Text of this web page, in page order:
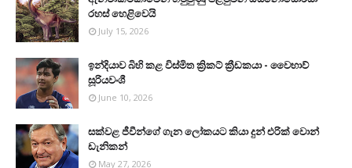
රහස් හෙළිවෙයි
July 15, 2026
ඉන්දියාව බිහි කළ විස්මිත ක්‍රිකට් ක්‍රීඩකයා - වෛභාව්
සූරියවංශී
June 10, 2026
සක්වළ ජීවීන්ගේ ගැන ලෝකයට කියා දුන් එරික් වොන්
ඩැනිකන්
May 27, 2026